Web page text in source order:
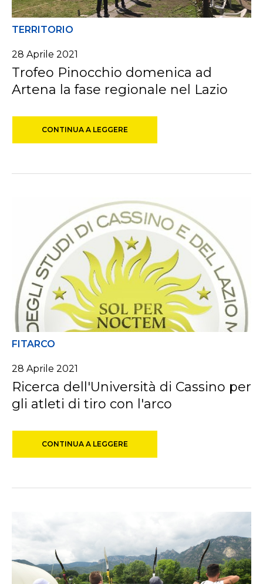
TERRITORIO
28 Aprile 2021
Trofeo Pinocchio domenica ad
Artena la fase regionale nel Lazio
CONTINUA A LEGGERE
FITARCO
28 Aprile 2021
Ricerca dell'Università di Cassino per
gli atleti di tiro con l'arco
CONTINUA A LEGGERE